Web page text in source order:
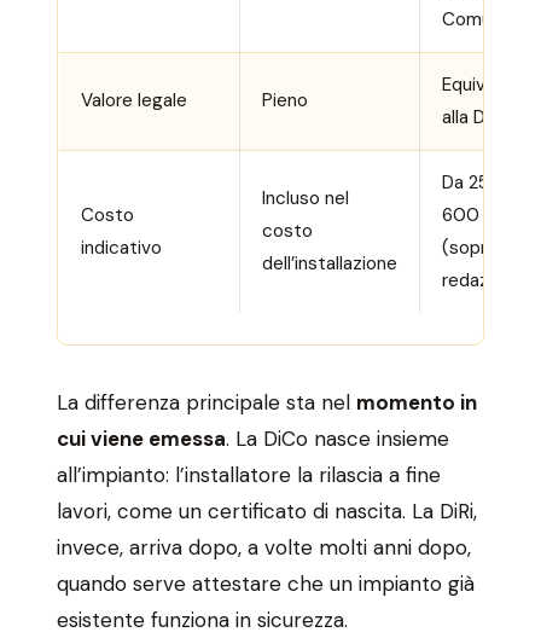
Comune
Valore legale Pieno
Equivalente
alla DiCo
Costo
indicativo
Incluso nel
costo
dell’installazione
Da 250 € a
600 €
redazione)
La differenza principale sta nel momento in
cui viene emessa. La DiCo nasce insieme
all’impianto: l’installatore la rilascia a fine
lavori, come un certificato di nascita. La DiRi,
invece, arriva dopo, a volte molti anni dopo,
quando serve attestare che un impianto già
esistente funziona in sicurezza.